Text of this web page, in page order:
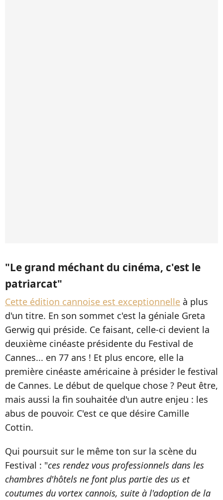
"Le grand méchant du cinéma, c'est le
patriarcat"
Cette édition cannoise est exceptionnelle à plus
d'un titre. En son sommet c'est la géniale Greta
Gerwig qui préside. Ce faisant, celle-ci devient la
deuxième cinéaste présidente du Festival de
Cannes... en 77 ans ! Et plus encore, elle la
première cinéaste américaine à présider le festival
de Cannes. Le début de quelque chose ? Peut être,
mais aussi la fin souhaitée d'un autre enjeu : les
abus de pouvoir. C'est ce que désire Camille
Cottin.
Qui poursuit sur le même ton sur la scène du
Festival : "ces rendez vous professionnels dans les
chambres d'hôtels ne font plus partie des us et
coutumes du vortex cannois, suite à l'adoption de la